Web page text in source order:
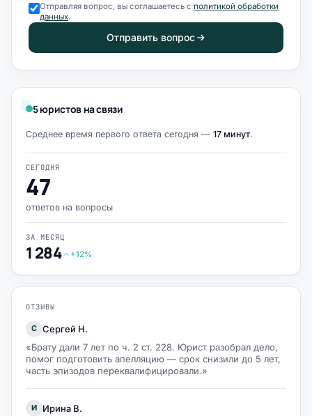
Отправляя вопрос, вы соглашаетесь с политикой обработки
данных.
Отправить вопрос
5 юристов на связи
Среднее время первого ответа сегодня — 17 минут.
СЕГОДНЯ
47
ответов на вопросы
ЗА МЕСЯЦ
1 284 +12%
ОТЗЫВЫ
С Сергей Н.
«Брату дали 7 лет по ч. 2 ст. 228. Юрист разобрал дело,
помог подготовить апелляцию — срок снизили до 5 лет,
часть эпизодов переквалифицировали.»
И
Ирина В.